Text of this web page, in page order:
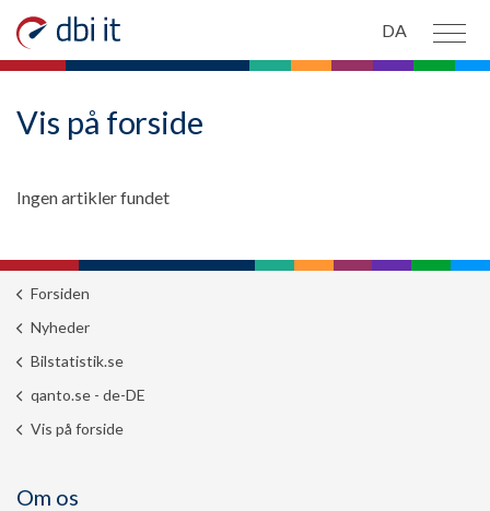
DA
Vis på forside
Ingen artikler fundet
Forsiden
Nyheder
Bilstatistik.se
qanto.se - de-DE
Vis på forside
Om os